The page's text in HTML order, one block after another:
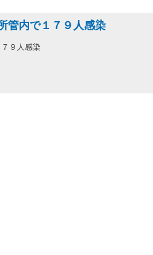
管内で１７９人感染
９人感染